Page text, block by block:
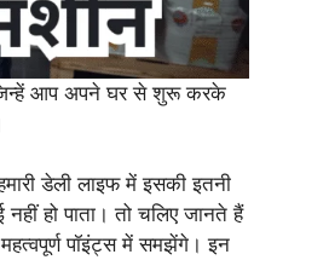
आप अपने घर से शुरू करके
डेली लाइफ में इसकी इतनी
हो पाता। तो चलिए जानते हैं
पॉइंट्स में समझेंगे। इन